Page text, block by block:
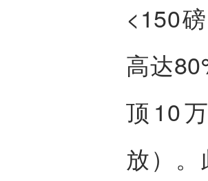
<150
高达
顶10
放）